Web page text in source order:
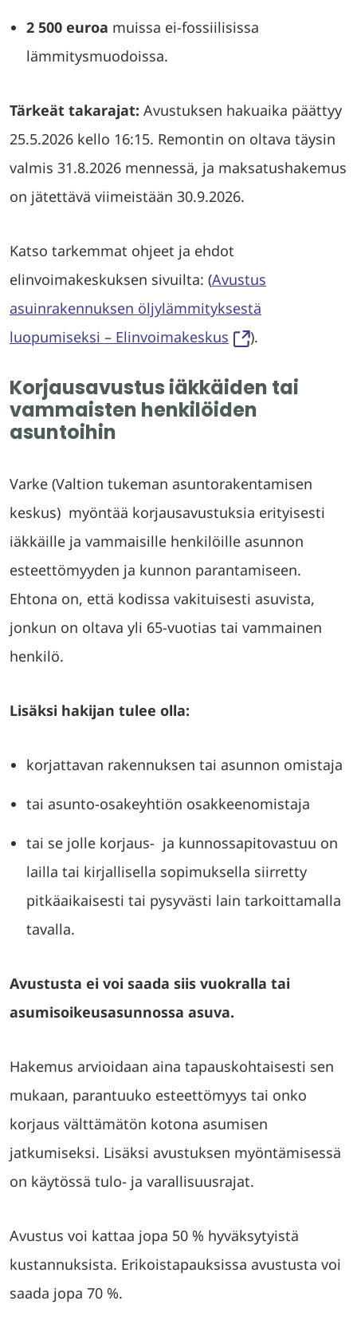
2 500 euroa muissa ei-fossiilisissa
lämmitysmuodoissa.
Tärkeät takarajat: Avustuksen hakuaika päättyy
25.5.2026 kello 16:15. Remontin on oltava täysin
valmis 31.8.2026 mennessä, ja maksatushakemus
on jätettävä viimeistään 30.9.2026.
Katso tarkemmat ohjeet ja ehdot
elinvoimakeskuksen sivuilta: (Avustus
asuinrakennuksen öljylämmityksestä
luopumiseksi – Elinvoimakeskus
).
Korjausavustus iäkkäiden tai
vammaisten henkilöiden
asuntoihin
Varke (Valtion tukeman asuntorakentamisen
keskus) myöntää korjausavustuksia erityisesti
iäkkäille ja vammaisille henkilöille asunnon
esteettömyyden ja kunnon parantamiseen.
Ehtona on, että kodissa vakituisesti asuvista,
jonkun on oltava yli 65-vuotias tai vammainen
henkilö.
Lisäksi hakijan tulee olla:
korjattavan rakennuksen tai asunnon omistaja
tai asunto-osakeyhtiön osakkeenomistaja
tai se jolle korjaus- ja kunnossapitovastuu on
lailla tai kirjallisella sopimuksella siirretty
pitkäaikaisesti tai pysyvästi lain tarkoittamalla
tavalla.
Avustusta ei voi saada siis vuokralla tai
asumisoikeusasunnossa asuva.
Hakemus arvioidaan aina tapauskohtaisesti sen
mukaan, parantuuko esteettömyys tai onko
korjaus välttämätön kotona asumisen
jatkumiseksi. Lisäksi avustuksen myöntämisessä
on käytössä tulo- ja varallisuusrajat.
Avustus voi kattaa jopa 50 % hyväksytyistä
kustannuksista. Erikoistapauksissa avustusta voi
saada jopa 70 %.